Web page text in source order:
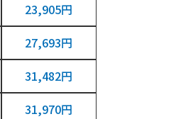
23,905円
27,693円
31,482円
31,970円